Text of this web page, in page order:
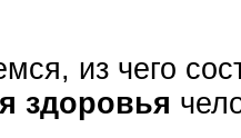
из чего
здоровья